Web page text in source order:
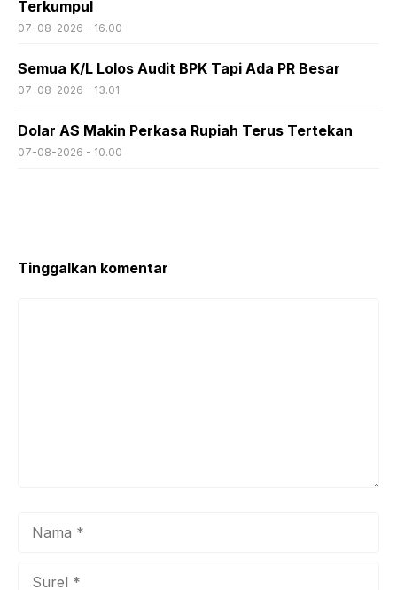
Terkumpul
07-08-2026 - 16.00
Semua K/L Lolos Audit BPK Tapi Ada PR Besar
07-08-2026 - 13.01
Dolar AS Makin Perkasa Rupiah Terus Tertekan
07-08-2026 - 10.00
Tinggalkan komentar